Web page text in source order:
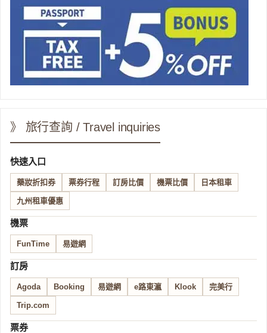
》 旅行查詢 / Travel inquiries
快速入口
藥妝折扣券 票券行程 訂房比價 機票比價 日本租車
九州租車優惠
機票
FunTime 易遊網
訂房
Agoda Booking 易遊網 e路東瀛 Klook 完美行
Trip.com
票券